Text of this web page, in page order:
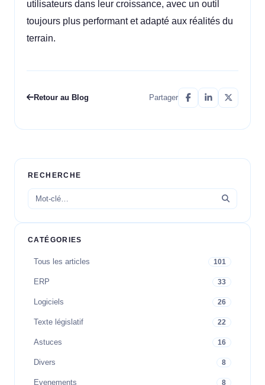
utilisateurs dans leur croissance, avec un outil
toujours plus performant et adapté aux réalités du
terrain.
Retour au Blog Partager
RECHERCHE
CATÉGORIES
Tous les articles 101
ERP 33
Logiciels 26
Texte législatif 22
Astuces 16
Divers 8
Evenements 8